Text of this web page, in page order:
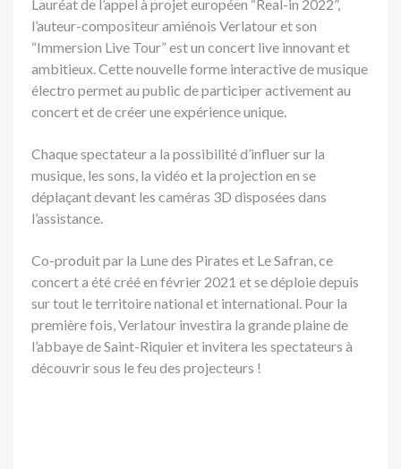
Lauréat de l’appel à projet européen “Real-in 2022”,
l’auteur-compositeur amiénois Verlatour et son
“Immersion Live Tour” est un concert live innovant et
ambitieux. Cette nouvelle forme interactive de musique
électro permet au public de participer activement au
concert et de créer une expérience unique.
Chaque spectateur a la possibilité d’influer sur la
musique, les sons, la vidéo et la projection en se
déplaçant devant les caméras 3D disposées dans
l’assistance.
Co-produit par la Lune des Pirates et Le Safran, ce
concert a été créé en février 2021 et se déploie depuis
sur tout le territoire national et international. Pour la
première fois, Verlatour investira la grande plaine de
l’abbaye de Saint-Riquier et invitera les spectateurs à
découvrir sous le feu des projecteurs !